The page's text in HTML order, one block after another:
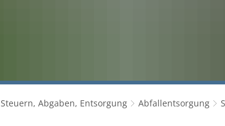
Steuern, Abgaben, Entsorgung Abfallentsorgung